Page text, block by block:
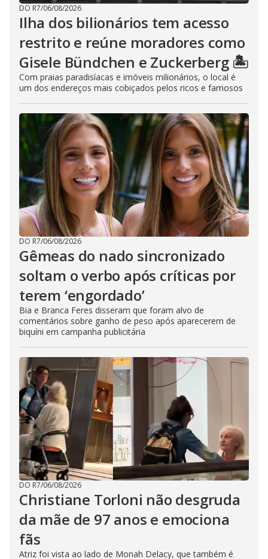
DO R7/06/08/2026
Ilha dos bilionários tem acesso
restrito e reúne moradores como
Gisele Bündchen e Zuckerberg 🏝️
Com praias paradisíacas e imóveis milionários, o local é
um dos endereços mais cobiçados pelos ricos e famosos
DO R7/06/08/2026
Gêmeas do nado sincronizado
soltam o verbo após críticas por
terem ‘engordado’
Bia e Branca Feres disseram que foram alvo de
comentários sobre ganho de peso após aparecerem de
biquíni em campanha publicitária
DO R7/06/08/2026
Christiane Torloni não desgruda
da mãe de 97 anos e emociona
fãs
Atriz foi vista ao lado de Monah Delacy, que também é